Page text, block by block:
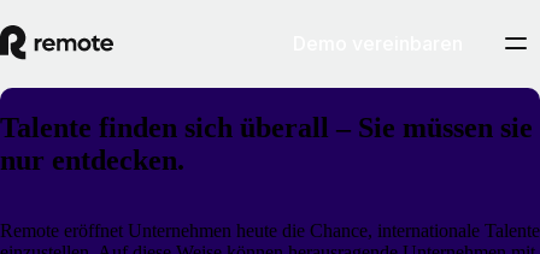
Talente finden sich überall – Sie müssen sie
nur entdecken.
Remote eröffnet Unternehmen heute die Chance, internationale Talente